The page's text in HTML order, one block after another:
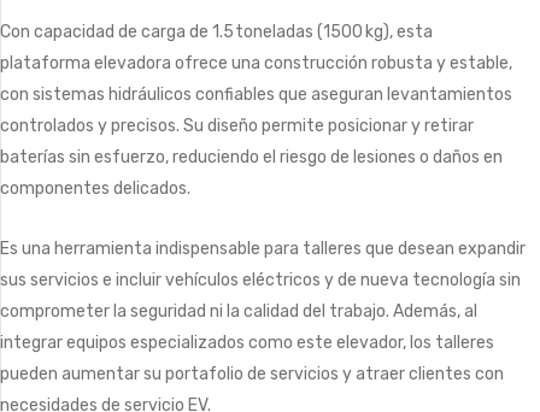
Con capacidad de carga de 1.5 toneladas (1500 kg), esta
plataforma elevadora ofrece una construcción robusta y estable,
con sistemas hidráulicos confiables que aseguran levantamientos
controlados y precisos. Su diseño permite posicionar y retirar
baterías sin esfuerzo, reduciendo el riesgo de lesiones o daños en
componentes delicados.
Es una herramienta indispensable para talleres que desean expandir
sus servicios e incluir vehículos eléctricos y de nueva tecnología sin
comprometer la seguridad ni la calidad del trabajo. Además, al
integrar equipos especializados como este elevador, los talleres
pueden aumentar su portafolio de servicios y atraer clientes con
necesidades de servicio EV.